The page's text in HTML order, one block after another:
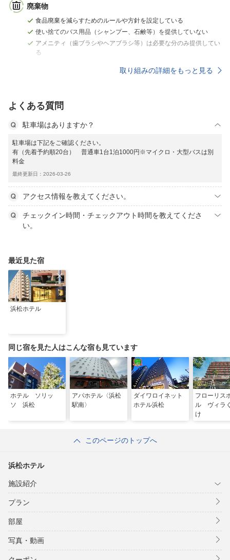
廃棄物
食品廃棄を減らすためのルールや方針を設定している
使い捨てのバス用品（シャンプー、石鹸等）を提供していない
アメニティ（歯ブラシやヘアブラシ等）は必要な分のみ提供してい
る
取り組みの詳細をもっと見る
よくある質問
駐車場はありますか？
駐車場は下記をご確認ください。
有（先着予約順20台） 普通車1台1泊1000円※マイクロ・大型バスは別
料金
最終更新日：2026-03-26
アクセス情報を教えてください。
チェックイン時間・チェックアウト時間を教えてくださ
い。
最近見た宿
浜松ホテル
同じ宿を見た人はこんな宿も見ています
ホテル ソリッ
ソ 浜松
アパホテル〈浜松
駅南〉
ダイワロイネット
ホテル浜松
フローリス
ル ヴィラ
け
このページのトップへ
浜松ホテル
施設紹介
プラン
部屋
写真・動画